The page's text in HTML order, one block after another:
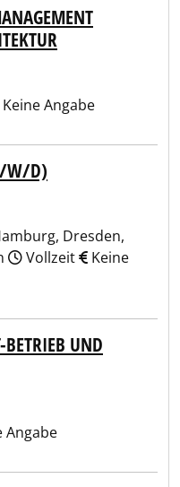
Keine Angabe
W/D)
Dresden,
Vollzeit
Keine
UND
Angabe